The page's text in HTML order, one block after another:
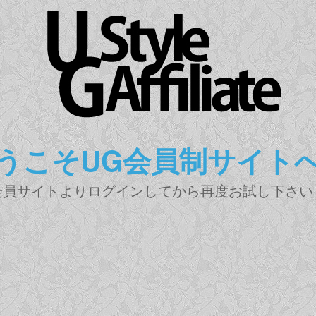
こそUG会員制サイト
サイトよりログインしてから再度お試し下さ